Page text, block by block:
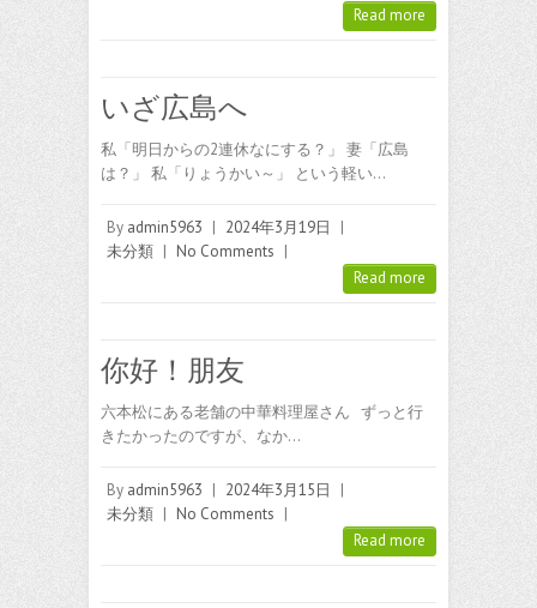
Read more
いざ広島へ
私「明日からの2連休なにする？」 妻「広島
は？」 私「りょうかい～」 という軽い…
By admin5963 | 2024年3月19日
|
未分類 | No Comments |
Read more
你好！朋友
六本松にある老舗の中華料理屋さん ずっと行
きたかったのですが、なか…
By admin5963 | 2024年3月15日
|
未分類 | No Comments |
Read more